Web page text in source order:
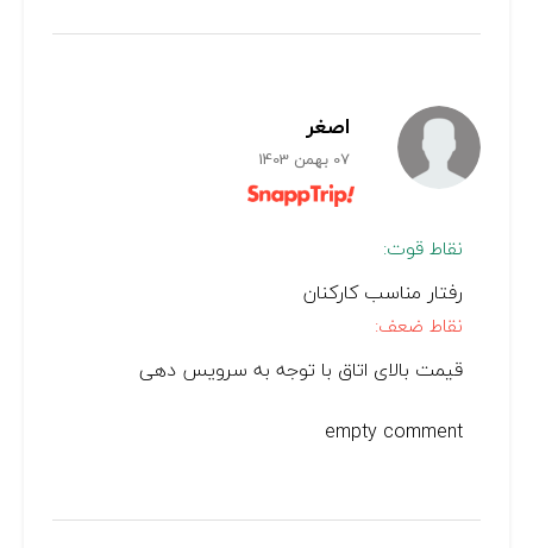
اصغر
07 بهمن 1403
نقاط قوت:
رفتار مناسب کارکنان
نقاط ضعف:
قیمت بالای اتاق با توجه به سرویس دهی
empty comment